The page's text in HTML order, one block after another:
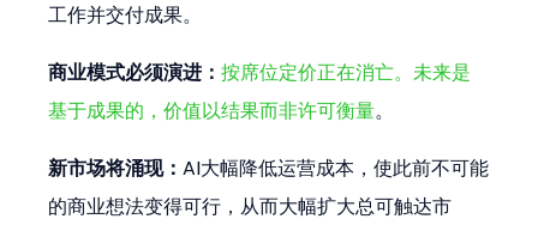
工作并交付成果。
商业模式必须演进：按席位定价正在消亡。未来是
基于成果的，价值以结果而非许可衡量。
新市场将涌现：AI大幅降低运营成本，使此前不可能
的商业想法变得可行，从而大幅扩大总可触达市